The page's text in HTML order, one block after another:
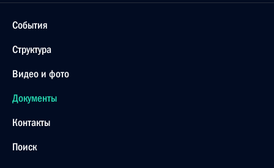
События
Структура
Видео и фото
Документы
Контакты
Поиск